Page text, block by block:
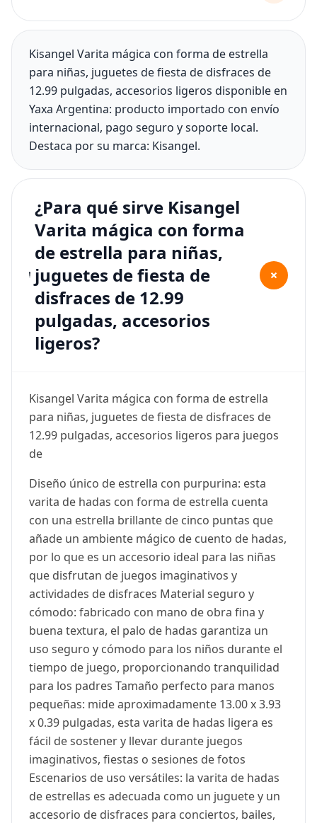
Kisangel Varita mágica con forma de estrella
para niñas, juguetes de fiesta de disfraces de
12.99 pulgadas, accesorios ligeros disponible en
Yaxa Argentina: producto importado con envío
internacional, pago seguro y soporte local.
Destaca por su marca: Kisangel.
¿Para qué sirve Kisangel
Varita mágica con forma
de estrella para niñas,
juguetes de fiesta de
disfraces de 12.99
pulgadas, accesorios
ligeros?
+
Kisangel Varita mágica con forma de estrella
para niñas, juguetes de fiesta de disfraces de
12.99 pulgadas, accesorios ligeros para juegos
de
Diseño único de estrella con purpurina: esta
varita de hadas con forma de estrella cuenta
con una estrella brillante de cinco puntas que
añade un ambiente mágico de cuento de hadas,
por lo que es un accesorio ideal para las niñas
que disfrutan de juegos imaginativos y
actividades de disfraces Material seguro y
cómodo: fabricado con mano de obra fina y
buena textura, el palo de hadas garantiza un
uso seguro y cómodo para los niños durante el
tiempo de juego, proporcionando tranquilidad
para los padres Tamaño perfecto para manos
pequeñas: mide aproximadamente 13.00 x 3.93
x 0.39 pulgadas, esta varita de hadas ligera es
fácil de sostener y llevar durante juegos
imaginativos, fiestas o sesiones de fotos
Escenarios de uso versátiles: la varita de hadas
de estrellas es adecuada como un juguete y un
accesorio de disfraces para conciertos, bailes,